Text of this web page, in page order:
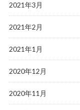
2021年3月
2021年2月
2021年1月
2020年12月
2020年11月